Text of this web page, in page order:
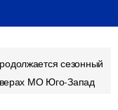
сезонный
МО Юго-Запад